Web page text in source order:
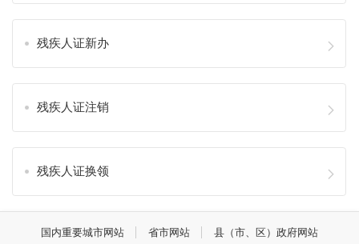
残疾人证新办
残疾人证注销
残疾人证换领
国内重要城市网站 省市网站 县（市、区）政府网站